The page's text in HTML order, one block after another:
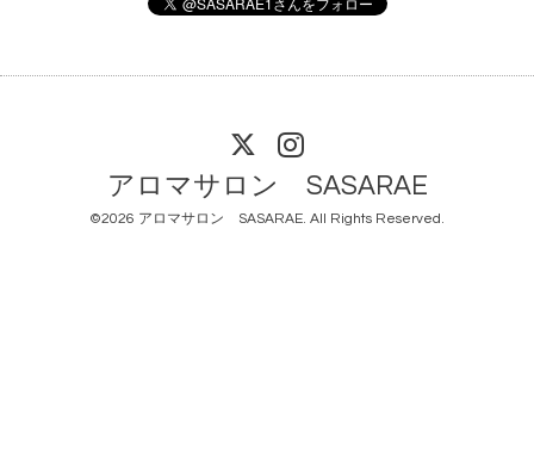
アロマサロン SASARAE
©2026 アロマサロン SASARAE. All Rights Reserved.